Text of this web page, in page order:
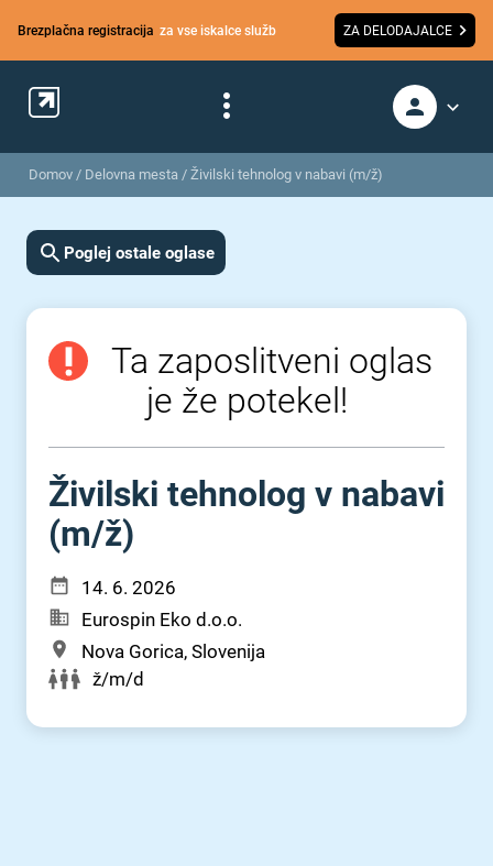
Brezplačna registracija za vse iskalce služb ZA DELODAJALCE
Domov / Delovna mesta / Živilski tehnolog v nabavi (m/ž)
Poglej ostale oglase
Ta zaposlitveni oglas
je že potekel!
Živilski tehnolog v nabavi
(m⁠/⁠ž)
14. 6. 2026
Eurospin Eko d.o.o.
Nova Gorica, Slovenija
ž/m/d